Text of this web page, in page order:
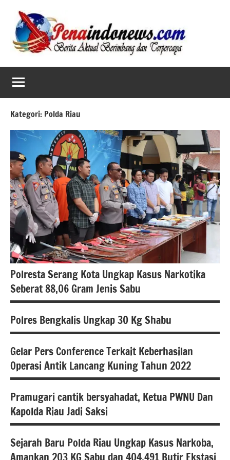
content
Kategori: Polda Riau
Polresta Serang Kota Ungkap Kasus Narkotika
Seberat 88,06 Gram Jenis Sabu
berita
berita
nasional
dan
Kriminal
Banten
Polres Bengkalis Ungkap 30 Kg Shabu
berita
nasional
Riau
Hukum
Kriminal
Gelar Pers Conference Terkait Keberhasilan
Operasi Antik Lancang Kuning Tahun 2022
Berita
Riau
dan
Pramugari cantik bersyahadat, Ketua PWNU Dan
Kapolda Riau Jadi Saksi
agama
Sejarah Baru Polda Riau Ungkap Kasus Narkoba,
Amankan 203 KG Sabu dan 404.491 Butir Ekstasi